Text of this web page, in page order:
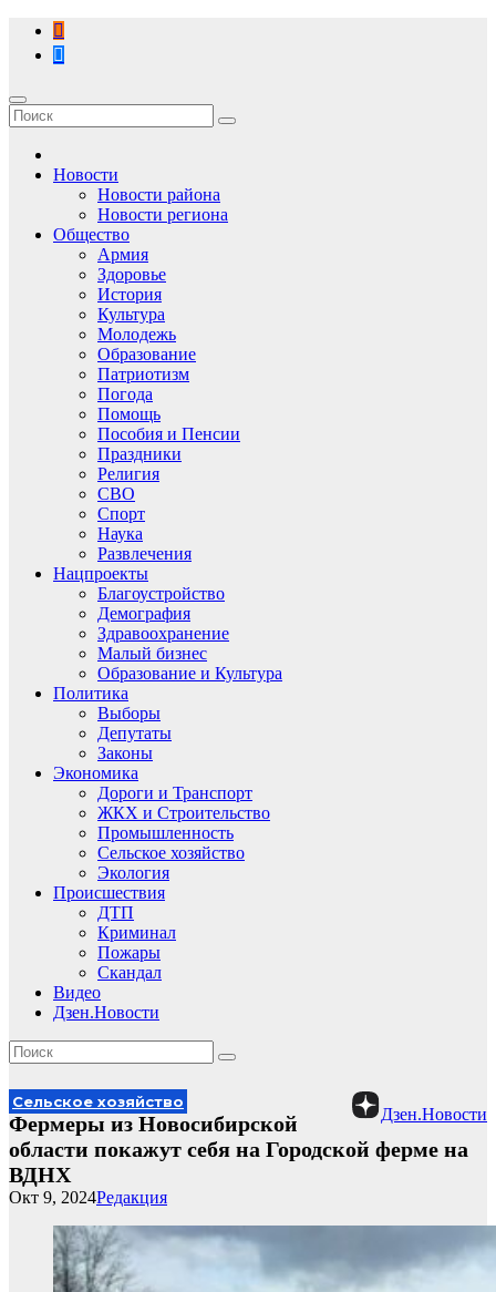
Перейти
содержимому
Новости
Новости района
Новости региона
Общество
Армия
Здоровье
История
Культура
Молодежь
Образование
Патриотизм
Погода
Помощь
Пособия и Пенсии
Праздники
Религия
СВО
Спорт
Наука
Развлечения
Нацпроекты
Благоустройство
Демография
Здравоохранение
Малый бизнес
Образование и Культура
Политика
Выборы
Депутаты
Законы
Экономика
Дороги и Транспорт
ЖКХ и Строительство
Промышленность
Сельское хозяйство
Экология
Происшествия
ДТП
Криминал
Пожары
Скандал
Видео
Дзен.Новости
Дзен.Новости
Сельское хозяйство
Фермеры из Новосибирской
области покажут себя на Городской ферме на
ВДНХ
Редакция
Окт 9, 2024